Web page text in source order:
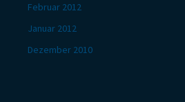
Februar 2012
Januar 2012
Dezember 2010